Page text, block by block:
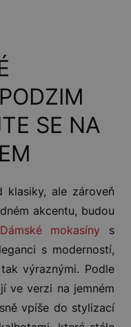
SE NA
klasiky, ale zároveň
akcentu, budou
Dámské mokasíny s
s moderností,
výraznými. Podle
ve verzi na jemném
vpíše do stylizací